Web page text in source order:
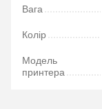
Вага
Колір
Модель
принтера